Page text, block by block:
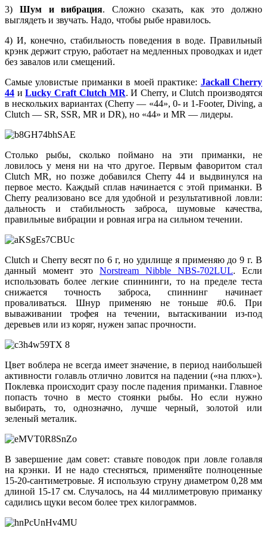
3) Шум и вибрация. Сложно сказать, как это должно
выглядеть и звучать. Надо, чтобы рыбе нравилось.
4) И, конечно, стабильность поведения в воде. Правильный
крэнк держит струю, работает на медленных проводках и идет
без завалов или смещений.
Самые уловистые приманки в моей практике: Jackall Cherry
44 иLucky Craft Clutch MR. И Cherry, и Clutch производятся
в нескольких вариантах (Cherry — «44», 0- и 1-Footer, Diving, а
Clutch — SR, SSR, MR и DR), но «44» и MR — лидеры.
Столько рыбы, сколько поймано на эти приманки, не
ловилось у меня ни на что другое. Первым фаворитом стал
Clutch MR, но позже добавился Cherry 44 и выдвинулся на
первое место. Каждый сплав начинается с этой приманки. В
Cherry реализовано все для удобной и результативной ловли:
дальность и стабильность заброса, шумовые качества,
правильные вибрации и ровная игра на сильном течении.
Clutch и Cherry весят по 6 г, но удилище я применяю до 9 г. В
данный момент это Norstream Nibble NBS-702LUL. Если
использовать более легкие спиннинги, то на пределе теста
снижается точность заброса, спиннинг начинает
проваливаться. Шнур применяю не тоньше #0.6. При
вываживании трофея на течении, вытаскивании из-под
деревьев или из коряг, нужен запас прочности.
Цвет воблера не всегда имеет значение, в период наибольшей
активности голавль отлично ловится на падении («на плюх»).
Поклевка происходит сразу после падения приманки. Главное
попасть точно в место стоянки рыбы. Но если нужно
выбирать, то, однозначно, лучше черный, золотой или
зеленый металик.
В завершение дам совет: ставьте поводок при ловле голавля
на крэнки. И не надо стесняться, применяйте полноценные
15-20-сантиметровые. Я использую струну диаметром 0,28 мм
длиной 15-17 см. Случалось, на 44 миллиметровую приманку
садились щуки весом более трех килограммов.